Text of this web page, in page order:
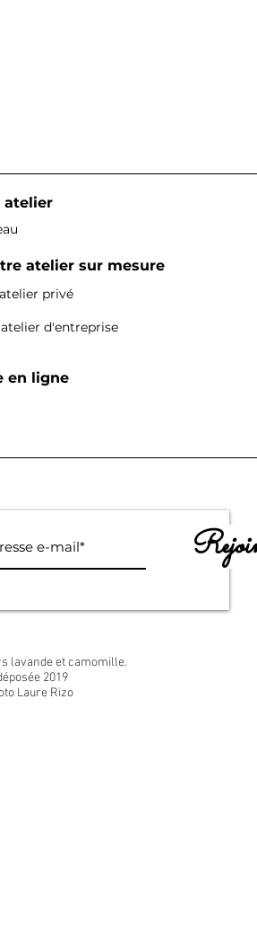
atelier
atelier sur mesure
privé
d'entreprise
en ligne
lavande et camomille.
2019
Laure Rizo